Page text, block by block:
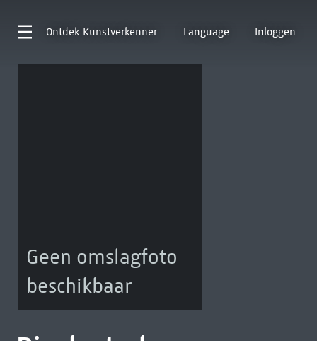
Ontdek Kunstverkenner Language Inloggen
Geen omslagfoto
beschikbaar